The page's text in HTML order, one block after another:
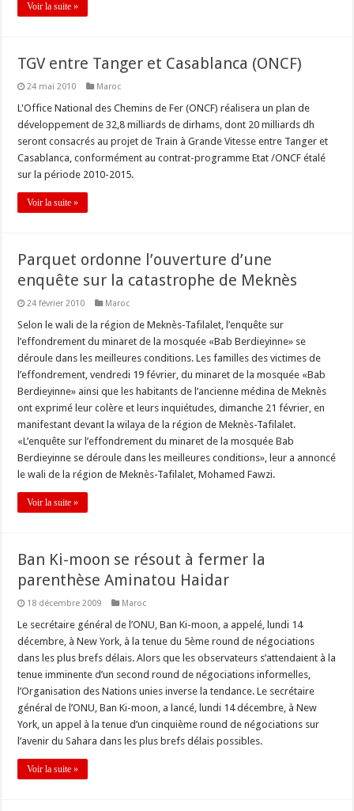
Voir la suite »
TGV entre Tanger et Casablanca (ONCF)
24 mai 2010 Maroc
L'Office National des Chemins de Fer (ONCF) réalisera un plan de
développement de 32,8 milliards de dirhams, dont 20 milliards dh
seront consacrés au projet de Train à Grande Vitesse entre Tanger et
Casablanca, conformément au contrat-programme Etat /ONCF étalé
sur la période 2010-2015.
Voir la suite »
Parquet ordonne l’ouverture d’une
enquête sur la catastrophe de Meknès
24 février 2010 Maroc
Selon le wali de la région de Meknès-Tafilalet, l’enquête sur
l’effondrement du minaret de la mosquée «Bab Berdieyinne» se
déroule dans les meilleures conditions. Les familles des victimes de
l’effondrement, vendredi 19 février, du minaret de la mosquée «Bab
Berdieyinne» ainsi que les habitants de l’ancienne médina de Meknès
ont exprimé leur colère et leurs inquiétudes, dimanche 21 février, en
manifestant devant la wilaya de la région de Meknès-Tafilalet.
«L’enquête sur l’effondrement du minaret de la mosquée Bab
Berdieyinne se déroule dans les meilleures conditions», leur a annoncé
le wali de la région de Meknès-Tafilalet, Mohamed Fawzi.
Voir la suite »
Ban Ki-moon se résout à fermer la
parenthèse Aminatou Haidar
18 décembre 2009 Maroc
Le secrétaire général de l’ONU, Ban Ki-moon, a appelé, lundi 14
décembre, à New York, à la tenue du 5ème round de négociations
dans les plus brefs délais. Alors que les observateurs s’attendaient à la
tenue imminente d’un second round de négociations informelles,
l’Organisation des Nations unies inverse la tendance. Le secrétaire
général de l’ONU, Ban Ki-moon, a lancé, lundi 14 décembre, à New
York, un appel à la tenue d’un cinquième round de négociations sur
l’avenir du Sahara dans les plus brefs délais possibles.
Voir la suite »